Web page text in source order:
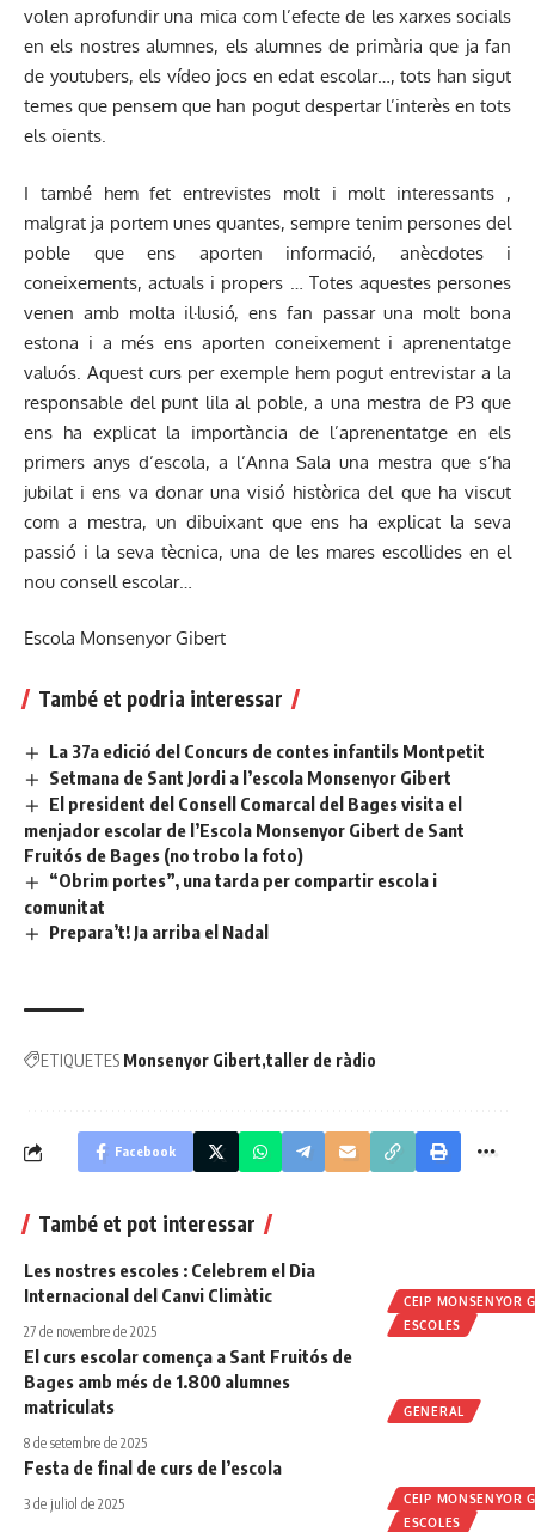
volen aprofundir una mica com l’efecte de les xarxes socials
en els nostres alumnes, els alumnes de primària que ja fan
de youtubers, els vídeo jocs en edat escolar…, tots han sigut
temes que pensem que han pogut despertar l’interès en tots
els oients.
I també hem fet entrevistes molt i molt interessants ,
malgrat ja portem unes quantes, sempre tenim persones del
poble que ens aporten informació, anècdotes i
coneixements, actuals i propers … Totes aquestes persones
venen amb molta il·lusió, ens fan passar una molt bona
estona i a més ens aporten coneixement i aprenentatge
valuós. Aquest curs per exemple hem pogut entrevistar a la
responsable del punt lila al poble, a una mestra de P3 que
ens ha explicat la importància de l’aprenentatge en els
primers anys d’escola, a l’Anna Sala una mestra que s’ha
jubilat i ens va donar una visió històrica del que ha viscut
com a mestra, un dibuixant que ens ha explicat la seva
passió i la seva tècnica, una de les mares escollides en el
nou consell escolar…
Escola Monsenyor Gibert
També et podria interessar
La 37a edició del Concurs de contes infantils Montpetit
Setmana de Sant Jordi a l’escola Monsenyor Gibert
El president del Consell Comarcal del Bages visita el
menjador escolar de l’Escola Monsenyor Gibert de Sant
Fruitós de Bages (no trobo la foto)
“Obrim portes”, una tarda per compartir escola i
comunitat
Prepara’t! Ja arriba el Nadal
ETIQUETES Monsenyor Gibert taller de ràdio
Facebook
També et pot interessar
CEIP MONSENYOR
ESCOLES
Les nostres escoles : Celebrem el Dia
Internacional del Canvi Climàtic
27 de novembre de 2025
GENERAL
El curs escolar comença a Sant Fruitós de
Bages amb més de 1.800 alumnes
matriculats
8 de setembre de 2025
CEIP MONSENYOR
ESCOLES
Festa de final de curs de l’escola
3 de juliol de 2025